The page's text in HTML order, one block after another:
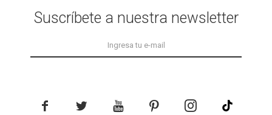
Suscríbete a nuestra newsletter
    